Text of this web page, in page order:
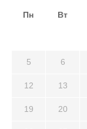
Пн Вт
5 6
12 13
19 20